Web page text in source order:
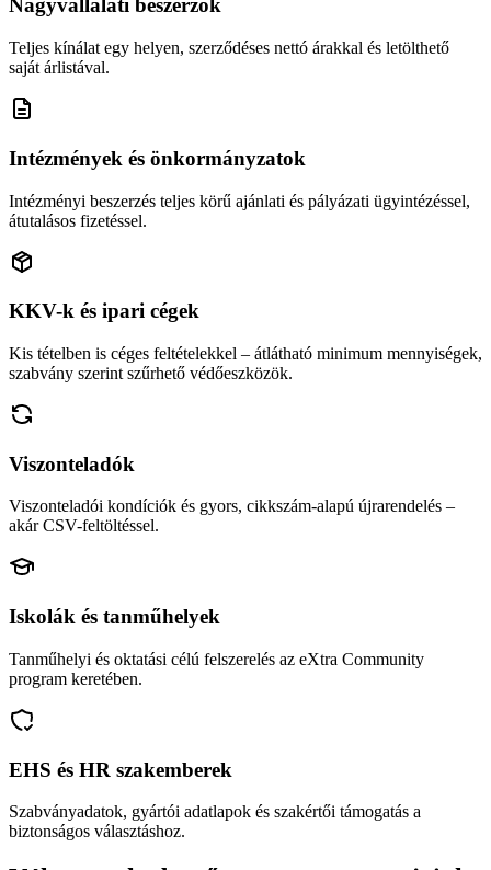
Nagyvállalati beszerzők
Teljes kínálat egy helyen, szerződéses nettó árakkal és letölthető
saját árlistával.
Intézmények és önkormányzatok
Intézményi beszerzés teljes körű ajánlati és pályázati ügyintézéssel,
átutalásos fizetéssel.
KKV-k és ipari cégek
Kis tételben is céges feltételekkel – átlátható minimum mennyiségek,
szabvány szerint szűrhető védőeszközök.
Viszonteladók
Viszonteladói kondíciók és gyors, cikkszám-alapú újrarendelés –
akár CSV-feltöltéssel.
Iskolák és tanműhelyek
Tanműhelyi és oktatási célú felszerelés az eXtra Community
program keretében.
EHS és HR szakemberek
Szabványadatok, gyártói adatlapok és szakértői támogatás a
biztonságos választáshoz.